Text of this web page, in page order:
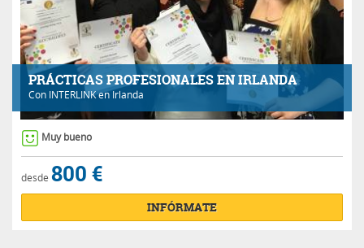
PRÁCTICAS PROFESIONALES EN IRLANDA
Con INTERLINKen Irlanda
Muy bueno
desde 800 €
INFÓRMATE